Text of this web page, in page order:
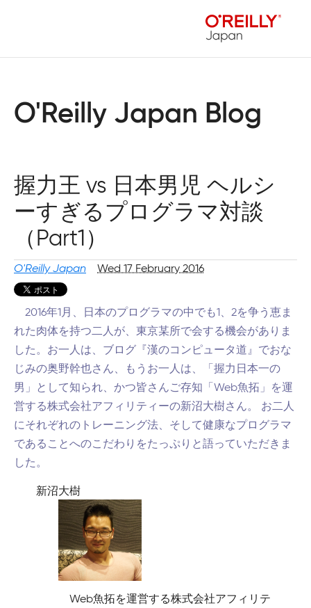
O'Reilly Japan Blog
握力王 vs 日本男児 ヘルシ
ーすぎるプログラマ対談
（Part1）
O'Reilly Japan Wed 17 February 2016
2016年1月、日本のプログラマの中でも1、2を争う恵ま
れた肉体を持つ二人が、東京某所で会する機会がありま
した。お一人は、ブログ『漢のコンピュータ道』でおな
じみの奥野幹也さん、もうお一人は、「握力日本一の
男」として知られ、かつ皆さんご存知「Web魚拓」を運
営する株式会社アフィリティーの新沼大樹さん。 お二人
にそれぞれのトレーニング法、そして健康なプログラマ
であることへのこだわりをたっぷりと語っていただきま
した。
新沼大樹
Web魚拓を運営する株式会社アフィリテ